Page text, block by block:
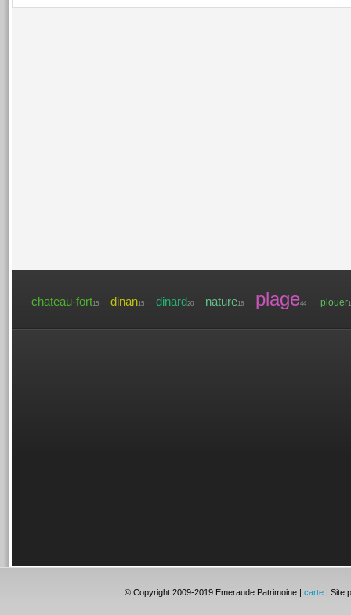
chateau-fort15 dinan15 dinard20 nature16 plage44 plouer
© Copyright 2009-2019 Emeraude Patrimoine |carte | Site